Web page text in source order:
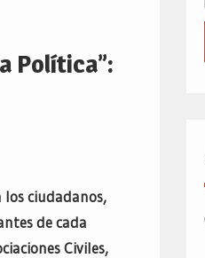
Política”:
los ciudadanos,
de cada
Civiles,